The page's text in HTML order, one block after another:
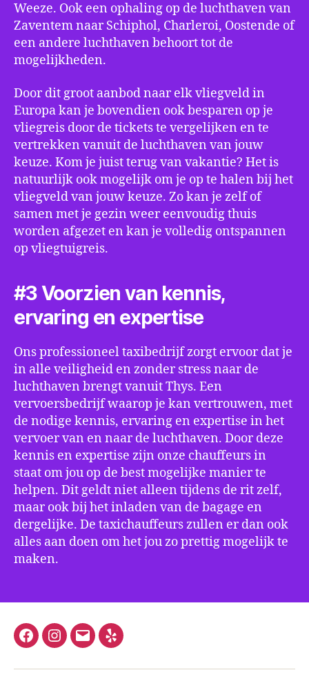
Weeze. Ook een ophaling op de luchthaven van
Zaventem naar Schiphol, Charleroi, Oostende of
een andere luchthaven behoort tot de
mogelijkheden.
Door dit groot aanbod naar elk vliegveld in
Europa kan je bovendien ook besparen op je
vliegreis door de tickets te vergelijken en te
vertrekken vanuit de luchthaven van jouw
keuze. Kom je juist terug van vakantie? Het is
natuurlijk ook mogelijk om je op te halen bij het
vliegveld van jouw keuze. Zo kan je zelf of
samen met je gezin weer eenvoudig thuis
worden afgezet en kan je volledig ontspannen
op vliegtuigreis.
#3 Voorzien van kennis,
ervaring en expertise
Ons professioneel taxibedrijf zorgt ervoor dat je
in alle veiligheid en zonder stress naar de
luchthaven brengt vanuit Thys. Een
vervoersbedrijf waarop je kan vertrouwen, met
de nodige kennis, ervaring en expertise in het
vervoer van en naar de luchthaven. Door deze
kennis en expertise zijn onze chauffeurs in
staat om jou op de best mogelijke manier te
helpen. Dit geldt niet alleen tijdens de rit zelf,
maar ook bij het inladen van de bagage en
dergelijke. De taxichauffeurs zullen er dan ook
alles aan doen om het jou zo prettig mogelijk te
maken.
FacebookInstagram
E-
Yelp